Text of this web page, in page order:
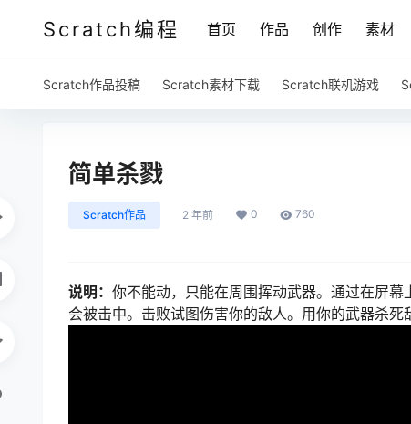
Scratch编程 首页 作品 创作 素材
Scratch作品投稿 Scratch素材下载 Scratch联机游戏
简单杀戮
Scratch作品 2 年前 0 760
说明： 你不能动，只能在周围挥动武器。通过在屏
会被击中。击败试图伤害你的敌人。用你的武器杀死